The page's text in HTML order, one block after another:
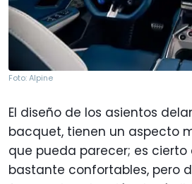
Foto: Alpine
El diseño de los asientos
bacquet, tienen un aspecto
que pueda parecer; es cierto
bastante confortables, pero